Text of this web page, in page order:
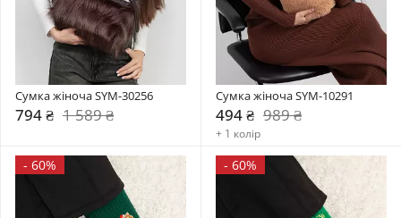
Сумка жіноча SYM-30256
794 ₴ 1 589 ₴
Сумка жіноча SYM-10291
494 ₴ 989 ₴
+ 1 колір
- 60% - 60%